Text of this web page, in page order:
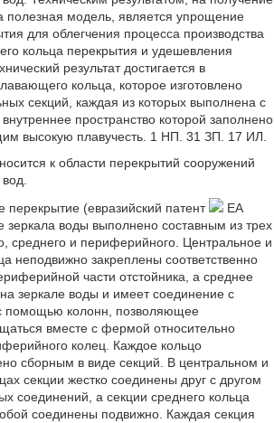
полезная модель, является упрощение
для облегчения процесса производства
кольца перекрытия и удешевления
результат достигается в
кольца, которое изготовлено
секций, каждая из которых выполнена с
пространство которой заполнено
высокую плавучесть. 1 НП. 31 ЗП. 17 ИЛ.
к области перекрытий сооружений
(евразийский патент
EA
зеркала воды выполнено составным из трех
среднего и периферийного. Центральное и
неподвижно закреплены соответственно
части отстойника, а среднее
зеркале воды и имеет соединение с
помощью колонн, позволяющее
вместе с фермой относительно
колец. Каждое кольцо
сборным в виде секций. В центральном и
секции жестко соединены друг с другом
соединений, а секции среднего кольца
соединены подвижно. Каждая секция